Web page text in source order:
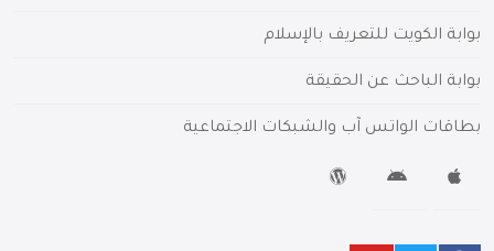
بوابة الكويت للتعريف بالإسلام
بوابة الباحث عن الحقيقة
بطاقات الواتس آب والشبكات الاجتماعية